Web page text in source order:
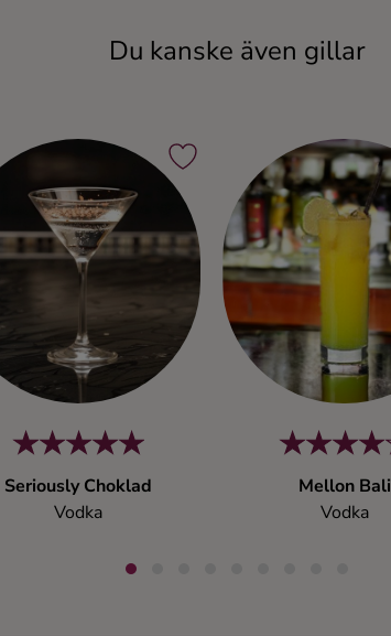
Du kanske även gillar
Seriously Choklad
Vodka
Mellon Bali
Vodka